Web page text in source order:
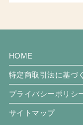
HOME
特定商取引法に基づ
プライバシーポリシ
サイトマップ